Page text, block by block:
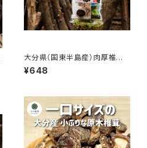
大分県（国東半島産）肉厚椎
茸 40g
¥648